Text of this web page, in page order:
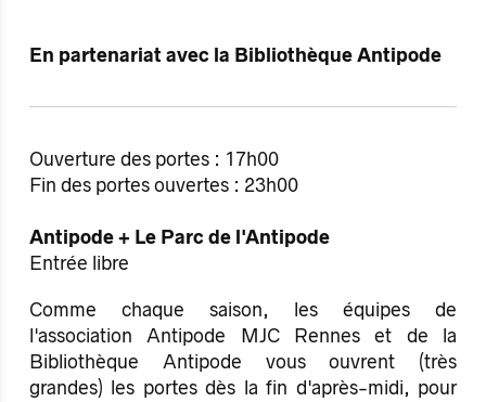
En partenariat avec la Bibliothèque Antipode
Ouverture des portes : 17h00
Fin des portes ouvertes : 23h00
Antipode + Le Parc de l'Antipode
Entrée libre
Comme chaque saison, les équipes de
l'association Antipode MJC Rennes et de la
Bibliothèque Antipode vous ouvrent (très
grandes) les portes dès la fin d'après-midi, pour